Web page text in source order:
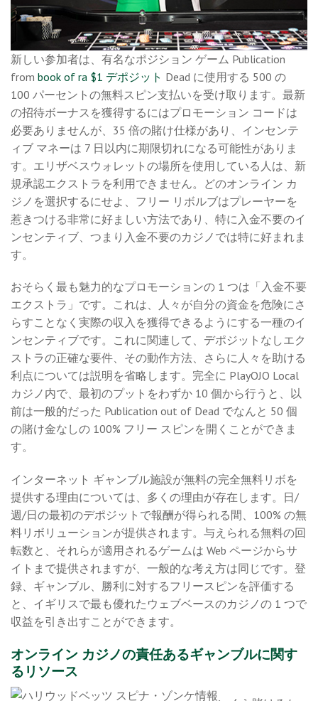
新しい参加者は、有名なポジション ゲーム Publication
from book of ra $1 デポジット Dead に使用する 500 の
100 パーセントの無料スピン支払いを受け取ります。最新
の招待ボーナスを獲得するにはプロモーション コードは
必要ありませんが、35 倍の賭け仕様があり、インセンテ
ィブ マネーは 7 日以内に期限切れになる可能性がありま
す。エリザベスウォレットの場所を使用している人は、新
規承認エクストラを利用できません。どのオンライン カ
ジノを選択するにせよ、フリー リボルブはプレーヤーを
惹きつける非常に好ましい方法であり、特に入金不要のイ
ンセンティブ、つまり入金不要のカジノでは特に好まれま
す。
おそらく最も魅力的なプロモーションの 1 つは「入金不要
エクストラ」です。これは、人々が自分の資金を危険にさ
らすことなく実際の収入を獲得できるようにする一種のイ
ンセンティブです。これに関連して、デポジットなしエク
ストラの正確な要件、その動作方法、さらに人々を助ける
利点については説明を省略します。完全に PlayOJO Local
カジノ内で、最初のプットをわずか 10 個から行うと、以
前は一般的だった Publication out of Dead でなんと 50 個
の賭け金なしの 100% フリー スピンを開くことができま
す。
インターネット ギャンブル施設が無料の完全無料リボを
提供する理由については、多くの理由が存在します。日/
週/日の最初のデポジットで報酬が得られる間、100% の無
料リボリューションが提供されます。与えられる無料の回
転数と、それらが適用されるゲームは Web ページからサ
イトまで提供されますが、一般的な考え方は同じです。登
録、ギャンブル、勝利に対するフリースピンを評価する
と、イギリスで最も優れたウェブベースのカジノの 1 つで
収益を引き出すことができます。
オンライン カジノの責任あるギャンブルに関す
るリソース